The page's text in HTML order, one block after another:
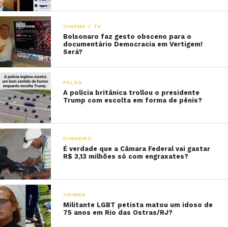
CINEMA / TV
Bolsonaro faz gesto obsceno para o
documentário Democracia em Vertigem!
Será?
FALSO
A polícia britânica trollou o presidente
Trump com escolta em forma de pênis?
DINHEIRO
É verdade que a Câmara Federal vai gastar
R$ 3,13 milhões só com engraxates?
CRIMES
Militante LGBT petista matou um idoso de
75 anos em Rio das Ostras/RJ?